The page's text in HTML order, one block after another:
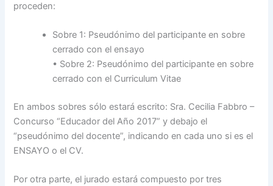
proceden:
Sobre 1: Pseudónimo del participante en sobre
cerrado con el ensayo
• Sobre 2: Pseudónimo del participante en sobre
cerrado con el Curriculum Vitae
En ambos sobres sólo estará escrito: Sra. Cecilia Fabbro –
Concurso “Educador del Año 2017” y debajo el
“pseudónimo del docente”, indicando en cada uno si es el
ENSAYO o el CV.
Por otra parte, el jurado estará compuesto por tres